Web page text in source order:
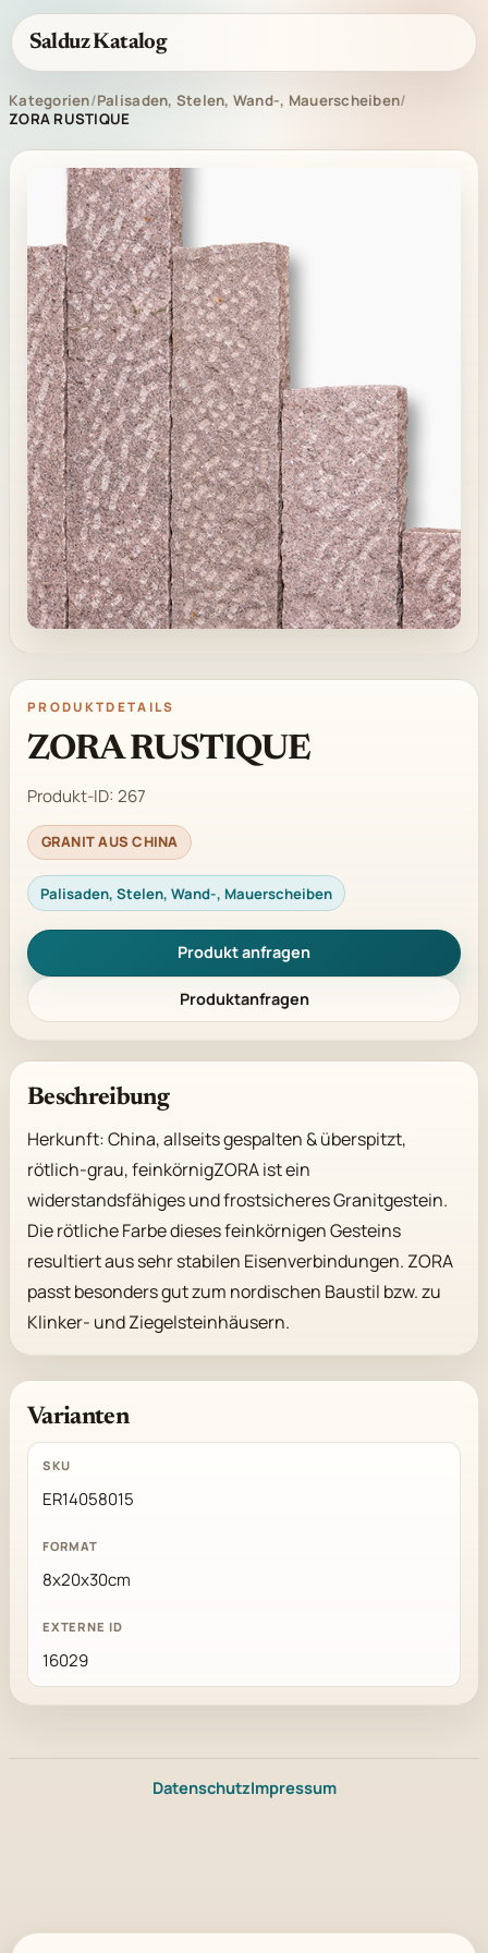
Salduz Katalog
Kategorien/Palisaden, Stelen, Wand-, Mauerscheiben/
ZORA RUSTIQUE
PRODUKTDETAILS
ZORA RUSTIQUE
Produkt-ID: 267
GRANIT AUS CHINA
Palisaden, Stelen, Wand-, Mauerscheiben
Produkt anfragen
Produktanfragen
Beschreibung
Herkunft: China, allseits gespalten & überspitzt,
rötlich-grau, feinkörnigZORA ist ein
widerstandsfähiges und frostsicheres Granitgestein.
Die rötliche Farbe dieses feinkörnigen Gesteins
resultiert aus sehr stabilen Eisenverbindungen. ZORA
passt besonders gut zum nordischen Baustil bzw. zu
Klinker- und Ziegelsteinhäusern.
Varianten
ER14058015
8x20x30cm
16029
DatenschutzImpressum